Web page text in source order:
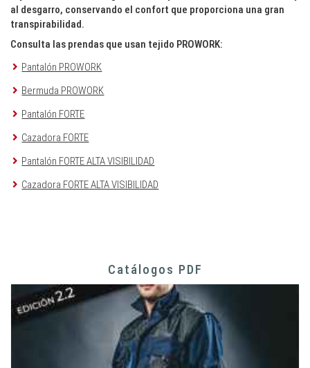
al desgarro, conservando el confort que proporciona una gran
transpirabilidad.
Consulta las prendas que usan tejido PROWORK:
Pantalón PROWORK
Bermuda PROWORK
Pantalón FORTE
Cazadora FORTE
Pantalón FORTE ALTA VISIBILIDAD
Cazadora FORTE ALTA VISIBILIDAD
Catálogos PDF